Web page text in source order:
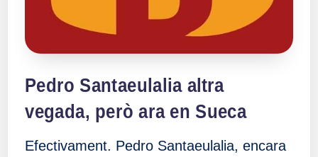
Pedro Santaeulalia altra
vegada, però ara en Sueca
Efectivament. Pedro Santaeulalia, encara